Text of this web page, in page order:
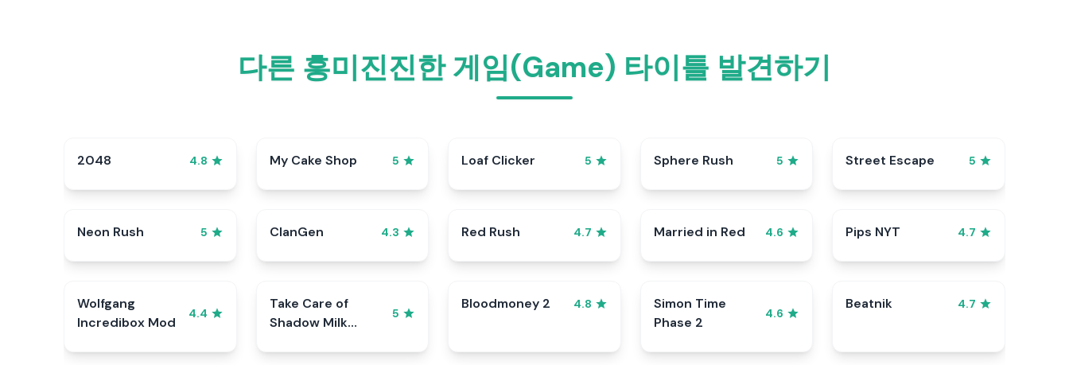
다른 흥미진진한 게임(Game) 타이틀 발견하기
2048 4.8 My Cake Shop 5 Loaf Clicker 5 Sphere Rush 5 Street Escape 5
Neon Rush 5 ClanGen 4.3 Red Rush 4.7 Married in Red 4.6 Pips NYT 4.7
Wolfgang
Incredibox Mod
4.4
Take Care of
Shadow Milk
5
Bloodmoney 2 4.8
Simon Time
Phase 2
4.6
Beatnik 4.7